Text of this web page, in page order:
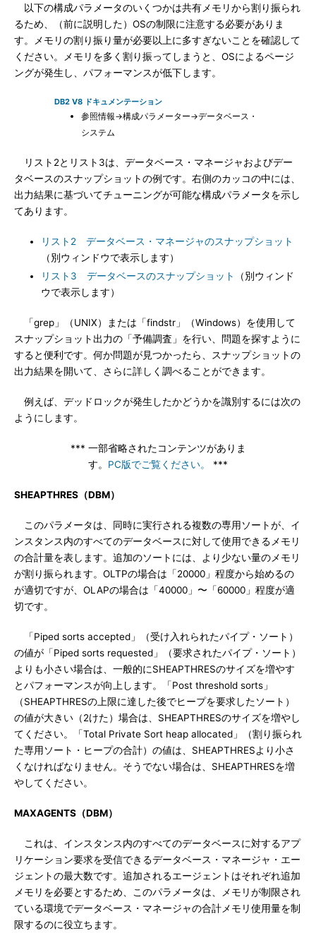
以下の構成パラメータのいくつかは共有メモリから割り振られ
るため、（前に説明した）OSの制限に注意する必要がありま
す。メモリの割り振り量が必要以上に多すぎないことを確認して
ください。メモリを多く割り振ってしまうと、OSによるページ
ングが発生し、パフォーマンスが低下します。
DB2 V8 ドキュメンテーション
参照情報→構成パラメーター→データベース・
システム
リスト2とリスト3は、データベース・マネージャおよびデー
タベースのスナップショットの例です。右側のカッコの中には、
出力結果に基づいてチューニングが可能な構成パラメータを示し
てあります。
リスト2 データベース・マネージャのスナップショット
（別ウィンドウで表示します）
リスト3 データベースのスナップショット
（別ウィンド
ウで表示します）
「grep」（UNIX）または「findstr」（Windows）を使用して
スナップショット出力の「予備調査」を行い、問題を探すように
すると便利です。何か問題が見つかったら、スナップショットの
出力結果を開いて、さらに詳しく調べることができます。
例えば、デッドロックが発生したかどうかを識別するには次の
ようにします。
*** 一部省略されたコンテンツがありま
す。 PC版でご覧ください。 ***
SHEAPTHRES（DBM）
このパラメータは、同時に実行される複数の専用ソートが、イ
ンスタンス内のすべてのデータベースに対して使用できるメモリ
の合計量を表します。追加のソートには、より少ない量のメモリ
が割り振られます。OLTPの場合は「20000」程度から始めるの
が適切ですが、OLAPの場合は「40000」〜「60000」程度が適
切です。
「Piped sorts accepted」（受け入れられたパイプ・ソート）
の値が「Piped sorts requested」（要求されたパイプ・ソート）
よりも小さい場合は、一般的にSHEAPTHRESのサイズを増やす
とパフォーマンスが向上します。「Post threshold sorts」
（SHEAPTHRESの上限に達した後でヒープを要求したソート）
の値が大きい（2けた）場合は、SHEAPTHRESのサイズを増やし
てください。「Total Private Sort heap allocated」（割り振られ
た専用ソート・ヒープの合計）の値は、SHEAPTHRESより小さ
くなければなりません。そうでない場合は、SHEAPTHRESを増
やしてください。
MAXAGENTS（DBM）
これは、インスタンス内のすべてのデータベースに対するアプ
リケーション要求を受信できるデータベース・マネージャ・エー
ジェントの最大数です。追加されるエージェントはそれぞれ追加
メモリを必要とするため、このパラメータは、メモリが制限され
ている環境でデータベース・マネージャの合計メモリ使用量を制
限するのに役立ちます。